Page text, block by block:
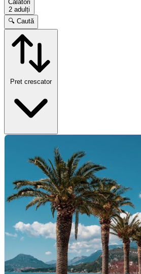
Călători
2 adulți
🔍 Caută
Pret crescator